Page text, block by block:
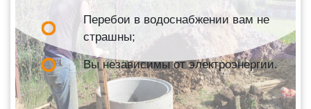
Перебои в водоснабжении вам не
страшны;
Вы независимы от электроэнергии.